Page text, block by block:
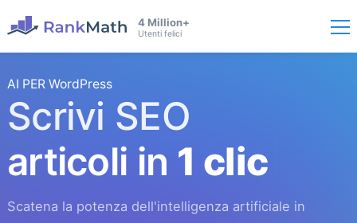
4 Million+
Utenti felici
AI PER WordPress
Scrivi SEO
articoli in 1 clic
Scatena la potenza dell'intelligenza artificiale in